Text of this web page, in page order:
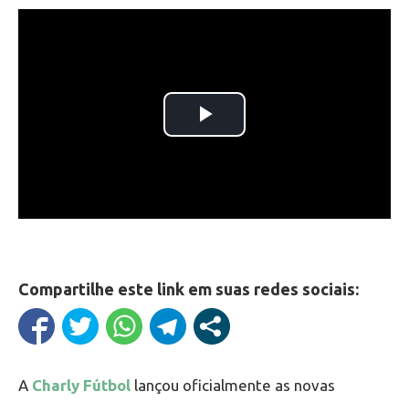
Compartilhe este link em suas redes sociais:
A Charly Fútbol lançou oficialmente as novas